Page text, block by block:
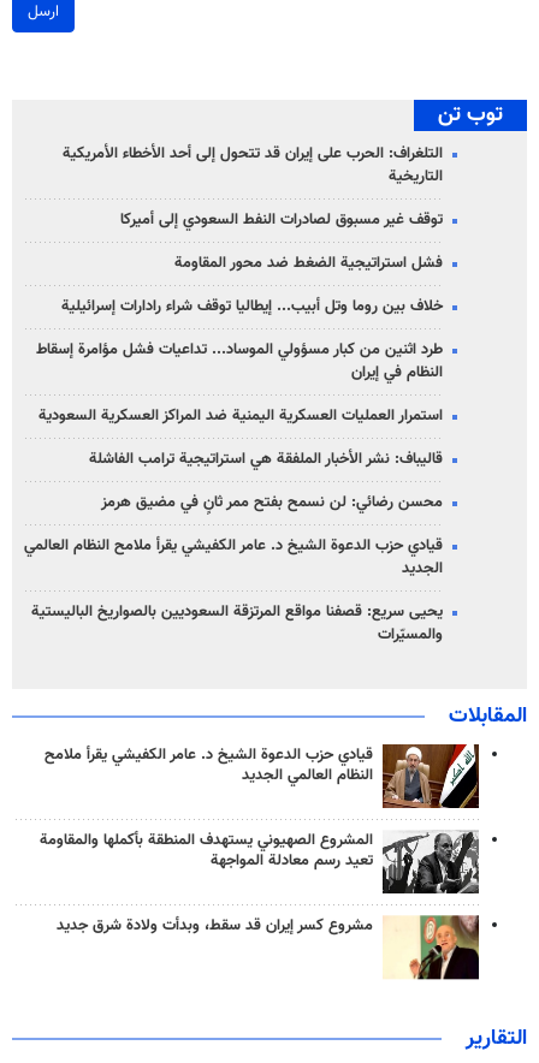
ارسل
توب تن
التلغراف: الحرب على إيران قد تتحول إلى أحد الأخطاء الأمريكية
التاريخية
توقف غير مسبوق لصادرات النفط السعودي إلى أميركا
فشل استراتيجية الضغط ضد محور المقاومة
خلاف بين روما وتل أبيب... إيطاليا توقف شراء رادارات إسرائيلية
طرد اثنين من كبار مسؤولي الموساد... تداعيات فشل مؤامرة إسقاط
النظام في إيران
استمرار العمليات العسكرية اليمنية ضد المراكز العسكرية السعودية
قاليباف: نشر الأخبار الملفقة هي استراتيجية ترامب الفاشلة
محسن رضائي: لن نسمح بفتح ممر ثانٍ في مضيق هرمز
قيادي حزب الدعوة الشيخ د. عامر الكفيشي يقرأ ملامح النظام العالمي
الجديد
يحيى سريع: قصفنا مواقع المرتزقة السعوديين بالصواريخ الباليستية
والمسيّرات
المقابلات
قيادي حزب الدعوة الشيخ د. عامر الكفيشي يقرأ ملامح
النظام العالمي الجديد
المشروع الصهيوني يستهدف المنطقة بأكملها والمقاومة
تعيد رسم معادلة المواجهة
مشروع كسر إيران قد سقط، وبدأت ولادة شرق جديد
التقارير